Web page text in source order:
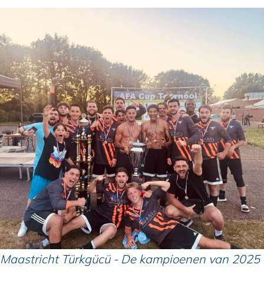
Maastricht Türkgücü - De kampioenen van 2025